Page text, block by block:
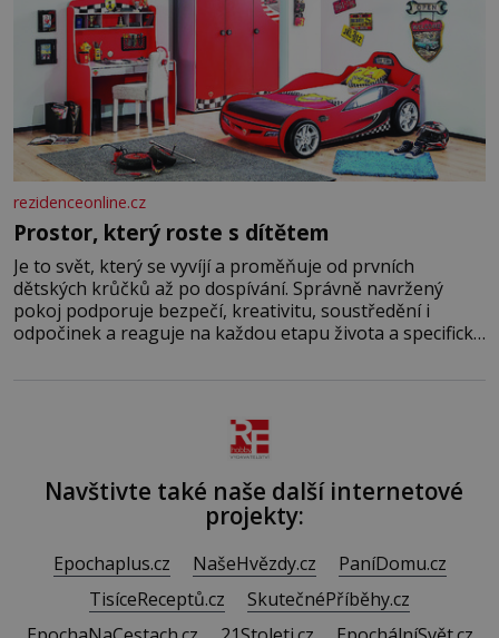
rezidenceonline.cz
Prostor, který roste s dítětem
Je to svět, který se vyvíjí a proměňuje od prvních
dětských krůčků až po dospívání. Správně navržený
pokoj podporuje bezpečí, kreativitu, soustředění i
odpočinek a reaguje na každou etapu života a specifické
Navštivte také naše další internetové
projekty:
Epochaplus.cz NašeHvězdy.cz
PaníDomu.cz
TisíceReceptů.cz
SkutečnéPříběhy.cz